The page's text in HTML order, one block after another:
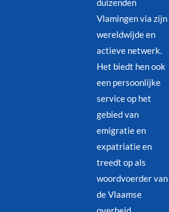
duizenden
Vlamingen via zijn
wereldwijde en
actieve netwerk.
Het biedt hen ook
een persoonlijke
service op het
gebied van
emigratie en
expatriatie en
treedt op als
woordvoerder van
de Vlaamse